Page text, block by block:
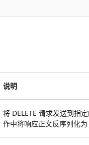
说明
将 DELETE 请求发送到指
作中将响应正文反序列化为